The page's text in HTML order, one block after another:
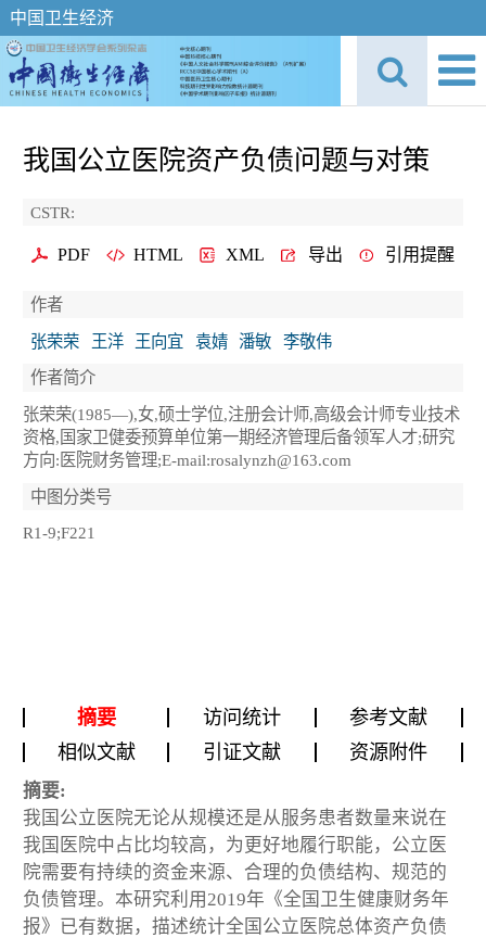
中国卫生经济
我国公立医院资产负债问题与对策
CSTR:
PDF HTML XML 导出 引用提醒
作者
张荣荣
王洋 王向宜 袁婧 潘敏
李敬伟
作者简介
张荣荣(1985—),女,硕士学位,注册会计师,高级会计师专业技术
资格,国家卫健委预算单位第一期经济管理后备领军人才;研究
方向:医院财务管理;E-mail:rosalynzh@163.com
中图分类号
R1-9;F221
摘要 访问统计
参考文献
相似文献
引证文献 资源附件
摘要:
我国公立医院无论从规模还是从服务患者数量来说在
我国医院中占比均较高，为更好地履行职能，公立医
院需要有持续的资金来源、合理的负债结构、规范的
负债管理。本研究利用2019年《全国卫生健康财务年
报》已有数据，描述统计全国公立医院总体资产负债